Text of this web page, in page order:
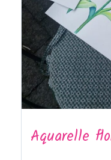
Aquarelle